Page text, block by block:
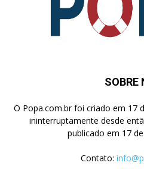
SOBRE
O Popa.com.br foi criado em 17
ininterruptamente desde
publicado em 17
Contato: